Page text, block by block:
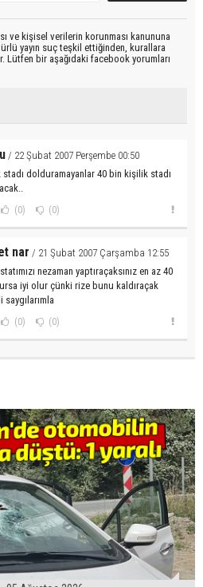
ve kişisel verilerin korunması kanununa
yayın suç teşkil ettiğinden, kurallara
Lütfen bir aşağıdaki facebook yorumları
/ 22 Şubat 2007 Perşembe 00:50
dolduramayanlar 40 bin kişilik stadı
(0) (0)
nar / 21 Şubat 2007 Çarşamba 12:55
nezaman yaptıraçaksınız en az 40
iyi olur çünki rize bunu kaldıraçak
(0) (0)